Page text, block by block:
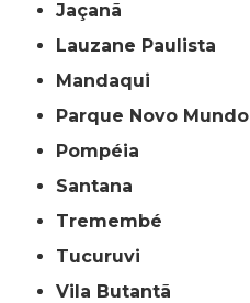
Jaçanã
Lauzane Paulista
Mandaqui
Parque Novo Mundo
Pompéia
Santana
Tremembé
Tucuruvi
Vila Butantã